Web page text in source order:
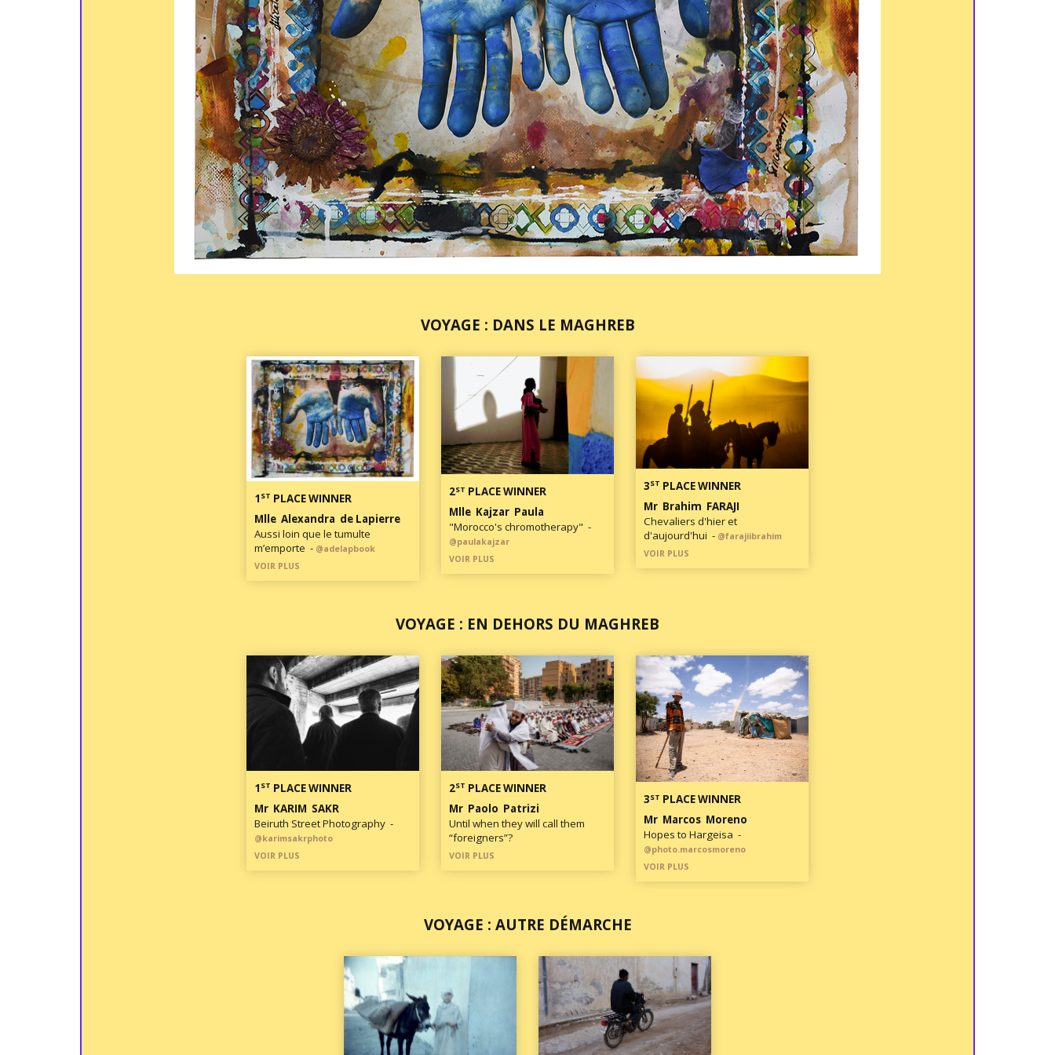
VOYAGE : DANS LE MAGHREB
1 ST PLACE WINNER
Mlle Alexandra de Lapierre
Aussi loin que le tumulte
m’emporte - @adelapbook
VOIR PLUS
2ST PLACE WINNER
Mlle Kajzar Paula
​"Morocco's chromotherapy" -
@paulakajzar
VOIR PLUS
3ST PLACE WINNER
Mr Brahim FARAJI
Chevaliers d'hier et
d'aujourd'hui - @farajiibrahim
VOIR PLUS
VOYAGE : EN DEHORS DU MAGHREB
1 ST PLACE WINNER
Mr KARIM SAKR
Beiruth Street Photography -
@karimsakrphoto
VOIR PLUS
2ST PLACE WINNER
Mr Paolo Patrizi
Until when they will call them
“foreigners”?
VOIR PLUS
3ST PLACE WINNER
Mr Marcos Moreno
Hopes to Hargeisa -
@photo.marcosmoreno
VOIR PLUS
VOYAGE : AUTRE DÉMARCHE